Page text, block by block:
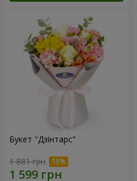
Букет "Дзінтарс"
1 881 грн